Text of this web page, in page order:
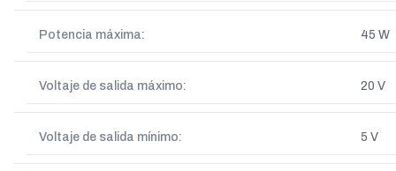
Potencia máxima: 45 W
Voltaje de salida máximo: 20 V
Voltaje de salida mínimo: 5 V